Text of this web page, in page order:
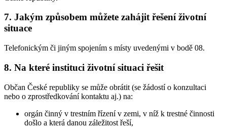
7. Jakým způsobem můžete zahájit řešení životní
situace
Telefonickým či jiným spojením s místy uvedenými v bodě 08.
8. Na které instituci životní situaci řešit
Občan České republiky se může obrátit (se žádostí o konzultaci
nebo o zprostředkování kontaktu aj.) na:
orgán činný v trestním řízení v zemi, v níž k trestné činnosti
došlo a která danou záležitost řeší,